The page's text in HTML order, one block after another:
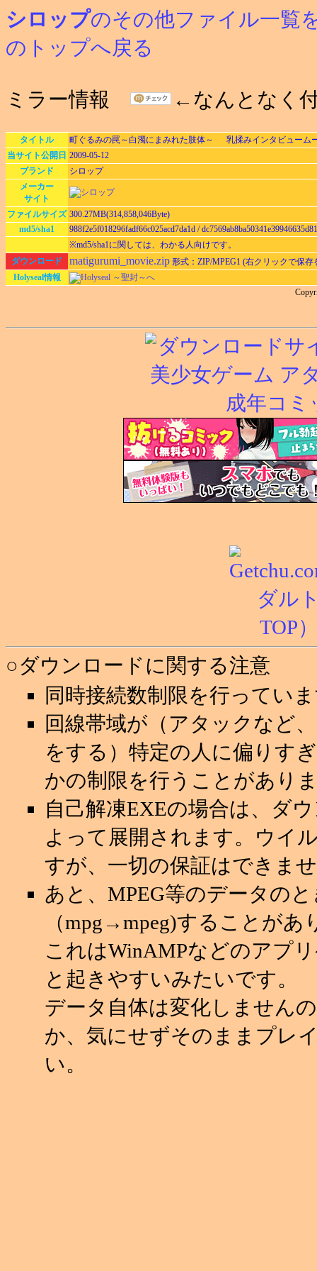
シロップのその他ファイル一覧
のトップへ戻る
ミラー情報 ←なんとなく
タイトル
町ぐるみの罠～白濁にまみれた肢体～ 乳揉みインタビューム
当サイト公開日 2009-05-12
ブランド
シロップ
メーカー
サイト
ファイルサイズ 300.27MB(314,858,046Byte)
md5/sha1
988f2e5f018296fadf66c025acd7da1d /
※md5/sha1に関しては、わかる人向けです。
ダウンロード
matigurumi_movie.zip 形式：ZIP/MPEG1 (右クリックで保
Holyseal情報
Holyseal ～聖封～へ
○ダウンロードに関する注意
同時接続数制限を行ってい
回線帯域が（アタックなど
をする）特定の人に偏りす
かの制限を行うことがあり
自己解凍EXEの場合は、ダ
よって展開されます。ウイ
すが、一切の保証はできま
あと、MPEG等のデータの
（mpg→mpeg)することがあ
これはWinAMPなどのアプ
と起きやすいみたいです。
データ自体は変化しません
か、気にせずそのままプレ
い。